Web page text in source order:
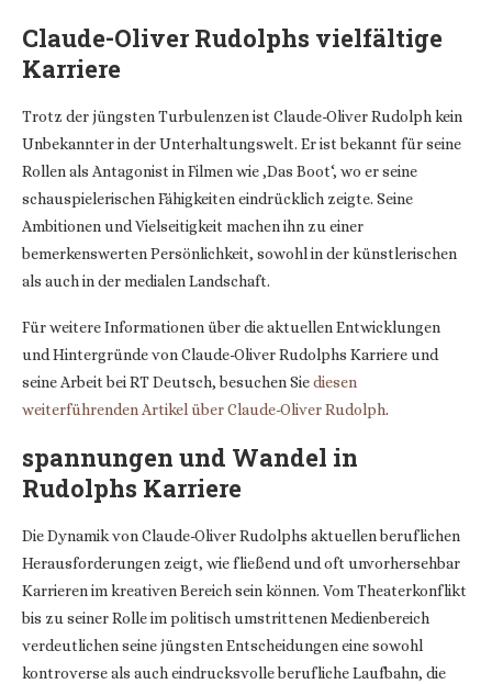
Claude-Oliver Rudolphs vielfältige
Karriere
Trotz der jüngsten Turbulenzen ist Claude-Oliver Rudolph kein
Unbekannter in der Unterhaltungswelt. Er ist bekannt für seine
Rollen als Antagonist in Filmen wie ‚Das Boot‘, wo er seine
schauspielerischen Fähigkeiten eindrücklich zeigte. Seine
Ambitionen und Vielseitigkeit machen ihn zu einer
bemerkenswerten Persönlichkeit, sowohl in der künstlerischen
als auch in der medialen Landschaft.
Für weitere Informationen über die aktuellen Entwicklungen
und Hintergründe von Claude-Oliver Rudolphs Karriere und
seine Arbeit bei RT Deutsch, besuchen Siediesen
weiterführenden Artikel über Claude-Oliver Rudolph.
spannungen und Wandel in
Rudolphs Karriere
Die Dynamik von Claude-Oliver Rudolphs aktuellen beruflichen
Herausforderungen zeigt, wie fließend und oft unvorhersehbar
Karrieren im kreativen Bereich sein können. Vom Theaterkonflikt
bis zu seiner Rolle im politisch umstrittenen Medienbereich
verdeutlichen seine jüngsten Entscheidungen eine sowohl
kontroverse als auch eindrucksvolle berufliche Laufbahn, die